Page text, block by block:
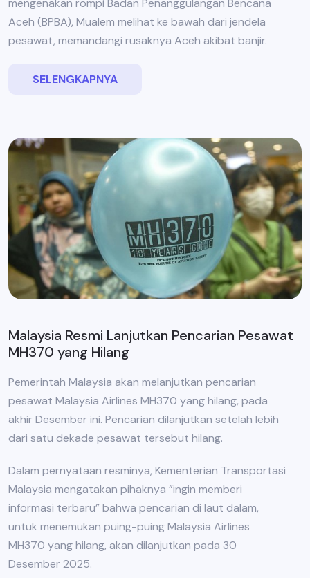
mengenakan rompi Badan Penanggulangan Bencana
Aceh (BPBA), Mualem melihat ke bawah dari jendela
pesawat, memandangi rusaknya Aceh akibat banjir.
SELENGKAPNYA
Malaysia Resmi Lanjutkan Pencarian Pesawat
MH370 yang Hilang
Pemerintah Malaysia akan melanjutkan pencarian
pesawat Malaysia Airlines MH370 yang hilang, pada
akhir Desember ini. Pencarian dilanjutkan setelah lebih
dari satu dekade pesawat tersebut hilang.
Dalam pernyataan resminya, Kementerian Transportasi
Malaysia mengatakan pihaknya ”ingin memberi
informasi terbaru” bahwa pencarian di laut dalam,
untuk menemukan puing-puing Malaysia Airlines
MH370 yang hilang, akan dilanjutkan pada 30
Desember 2025.